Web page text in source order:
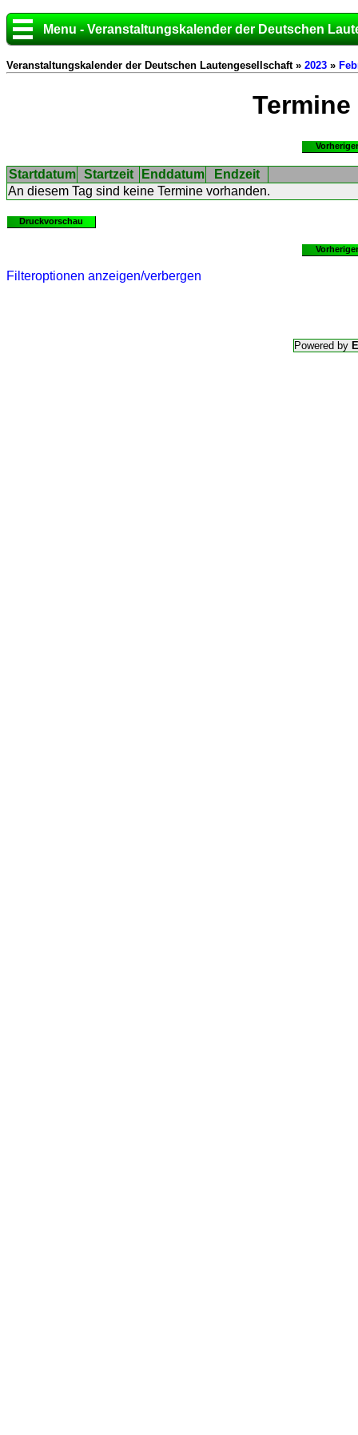
Menu - Veranstaltungskalender der Deutschen
Veranstaltungskalender der Deutschen Lautengesellschaft » 2023 »
Termine
Startdatum Startzeit Enddatum
Endzeit
An diesem Tag sind keine Termine vorhanden.
Druckvorschau
Filteroptionen anzeigen/verbergen
Powered by